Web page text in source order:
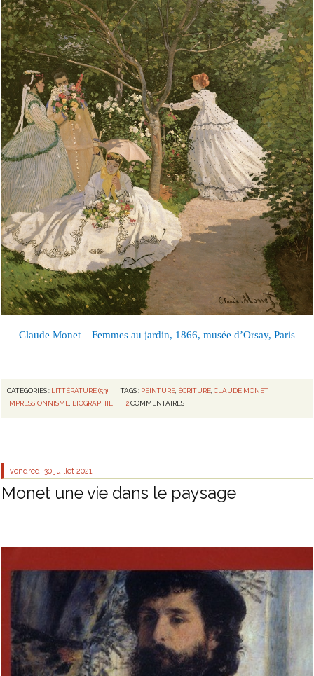
Claude Monet – Femmes au jardin, 1866, musée d’Orsay, Paris
CATÉGORIES : LITTÉRATURE (53) TAGS : PEINTURE ÉCRITURE ,CLAUDE MONET,
IMPRESSIONNISME BIOGRAPHIE 2 COMMENTAIRES
vendredi 30 juillet 2021
Monet une vie dans le paysage